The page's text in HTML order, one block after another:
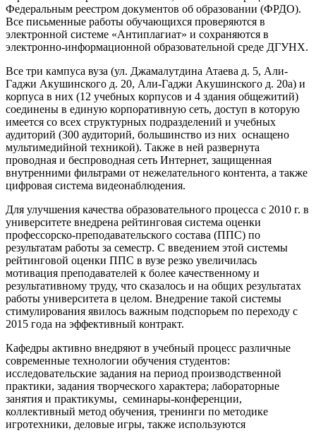
Федеральным реестром документов об образовании (ФРДО).
Все письменные работы обучающихся проверяются в
электронной системе «Антиплагиат» и сохраняются в
электронно-информационной образовательной среде ДГУНХ.
Все три кампуса вуза (ул. Джамалутдина Атаева д. 5, Али-
Гаджи Акушинского д. 20, Али-Гаджи Акушинского д. 20а) и
корпуса в них (12 учебных корпусов и 4 здания общежитий)
соединены в единую корпоративную сеть, доступ в которую
имеется со всех структурных подразделений и учебных
аудиторий (300 аудиторий, большинство из них оснащено
мультимедийной техникой). Также в ней развернута
проводная и беспроводная сеть Интернет, защищенная
внутренними фильтрами от нежелательного контента, а также
цифровая система видеонаблюдения.
Для улучшения качества образовательного процесса с 2010 г. в
университете внедрена рейтинговая система оценки
профессорско-преподавательского состава (ППС) по
результатам работы за семестр. С введением этой системы
рейтинговой оценки ППС в вузе резко увеличилась
мотивация преподавателей к более качественному и
результативному труду, что сказалось и на общих результатах
работы университета в целом. Внедрение такой системы
стимулирования явилось важным подспорьем по переходу с
2015 года на эффективный контракт.
Кафедры активно внедряют в учебный процесс различные
современные технологии обучения студентов:
исследовательские задания на период производственной
практики, задания творческого характера; лабораторные
занятия и практикумы, семинары-конференции,
коллективный метод обучения, тренинги по методике
игротехники, деловые игры, также используются